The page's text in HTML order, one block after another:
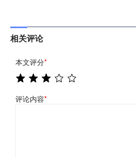
相关评论
本文评分*
评论内容*